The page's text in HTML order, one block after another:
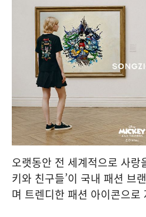
오랫동안 전 세계적으로 사랑
키와 친구들’이 국내 패션 브
며 트렌디한 패션 아이콘으로